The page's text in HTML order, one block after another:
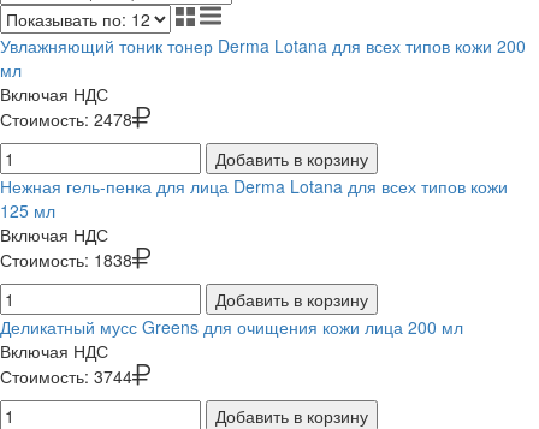
Увлажняющий тоник тонер Derma Lotana для всех типов кожи 200
мл
Включая НДС
Стоимость: 2478
Добавить в корзину
Нежная гель-пенка для лица Derma Lotana для всех типов кожи
125 мл
Включая НДС
Стоимость: 1838
Добавить в корзину
Деликатный мусс Greens для очищения кожи лица 200 мл
Включая НДС
Стоимость: 3744
Добавить в корзину